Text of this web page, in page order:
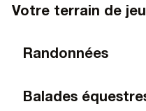
Votre terrain de
Randonnées
Balades
78▒▒